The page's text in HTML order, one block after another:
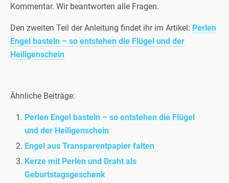
Kommentar. Wir beantworten alle Fragen.
Den zweiten Teil der Anleitung findet ihr im Artikel: Perlen
Engel basteln – so entstehen die Flügel und der
Heiligenschein
Ähnliche Beiträge:
Perlen Engel basteln – so entstehen die Flügel
und der Heiligenschein
Engel aus Transparentpapier falten
Kerze mit Perlen und Draht als
Geburtstagsgeschenk